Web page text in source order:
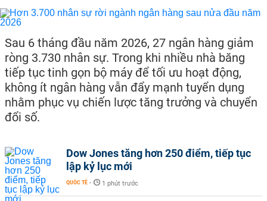
Sau 6 tháng đầu năm 2026, 27 ngân hàng giảm
ròng 3.730 nhân sự. Trong khi nhiều nhà băng
tiếp tục tinh gọn bộ máy để tối ưu hoạt động,
không ít ngân hàng vẫn đẩy mạnh tuyển dụng
nhằm phục vụ chiến lược tăng trưởng và chuyển
đổi số.
Dow Jones tăng hơn 250 điểm, tiếp tục
lập kỷ lục mới
QUỐC TẾ - 1 phút trước